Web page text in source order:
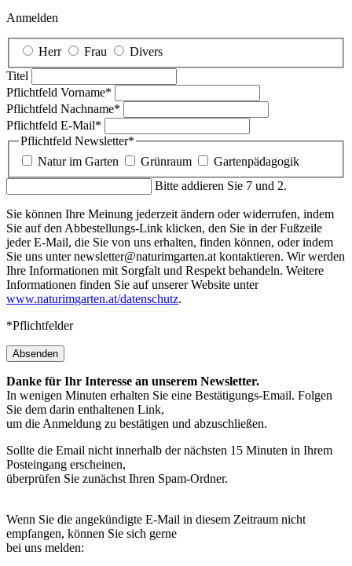
Anmelden
Herr Frau
Divers
Titel
Pflichtfeld Vorname*
Pflichtfeld Nachname*
Pflichtfeld E-Mail*
Pflichtfeld Newsletter*
Natur im Garten
Grünraum
Gartenpädagogik
Bitte addieren Sie 7 und 2.
Sie können Ihre Meinung jederzeit ändern oder widerrufen, indem
Sie auf den Abbestellungs-Link klicken, den Sie in der Fußzeile
jeder E-Mail, die Sie von uns erhalten, finden können, oder indem
Sie uns unter newsletter@naturimgarten.at kontaktieren. Wir werden
Ihre Informationen mit Sorgfalt und Respekt behandeln. Weitere
Informationen finden Sie auf unserer Website unter
www.naturimgarten.at/datenschutz.
*Pflichtfelder
Absenden
Danke für Ihr Interesse an unserem Newsletter.
In wenigen Minuten erhalten Sie eine Bestätigungs-Email. Folgen
Sie dem darin enthaltenen Link,
um die Anmeldung zu bestätigen und abzuschließen.
Sollte die Email nicht innerhalb der nächsten 15 Minuten in Ihrem
Posteingang erscheinen,
überprüfen Sie zunächst Ihren Spam-Ordner.
Wenn Sie die angekündigte E-Mail in diesem Zeitraum nicht
empfangen, können Sie sich gerne
bei uns melden: